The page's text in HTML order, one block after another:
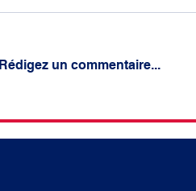
nécessaire adaptation de
la réponse pénale aux
Rédigez un commentaire...